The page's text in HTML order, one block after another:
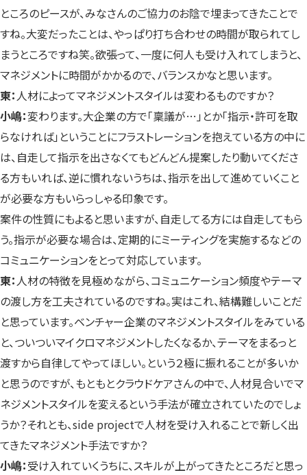
ところのピースが、みなさんのご協力のお陰で埋まってきたことで
すね。大変だったことは、やっぱり打ち合わせの時間が取られてし
まうところですね笑。欲張って、一度に何人も受け入れてしまうと、
マネジメントに時間がかかるので、バランスかなと思います。
東：人材によってマネジメントスタイルは変わるものですか？
小嶋：変わります。大企業の方で「稟議が…」とか「指示・許可を取
らなければ」ということにフラストレーションを抱えている方の中に
は、自走して指示を出さなくてもどんどん提案したり動いてくださ
る方もいれば、逆に慣れないうちは、指示を出して進めていくこと
が必要な方もいらっしゃる印象です。
案件の性質にもよると思いますが、自走してる方には自走してもら
う。指示が必要な場合は、定期的にミーティングを実施するなどの
コミュニケーションをとって対応しています。
東：人材の特徴を見極めながら、コミュニケーション頻度やテーマ
の渡し方を工夫されているのですね。実はこれ、結構難しいことだ
と思っています。ベンチャー企業のマネジメントスタイルをみている
と、ついついマイクロマネジメントしたくなるか、テーマをまるっと
渡すから自律してやってほしい。という２極に振れることが多いか
と思うのですが、もともとクラウドケアさんの中で、人材見合いでマ
ネジメントスタイルを変えるという手法が確立されていたのでしょ
うか？それとも、side projectで人材を受け入れることで新しく出
てきたマネジメント手法ですか？
小嶋：受け入れていくうちに、スキルが上がってきたところだと思っ